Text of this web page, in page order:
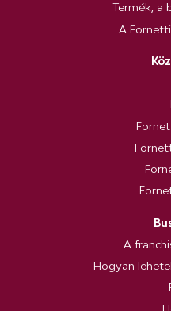
Termék, a
A
A
Hogyan